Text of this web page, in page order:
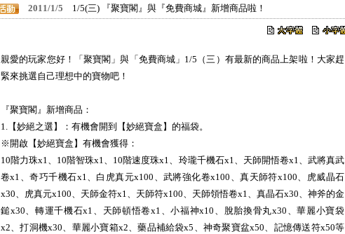
2011/1/5 1/5(三) 『聚寶閣』與『免費商城』新增商品啦！
親愛的玩家您好！「聚寶閣」與「免費商城」1/5（三）有最新的商品上架啦！大家趕
緊來挑選自己理想中的寶物吧！
『聚寶閣』新增商品：
1.【妙絕之選】：有機會開到【妙絕寶盒】的福袋。
※開啟【妙絕寶盒】有機會獲得：
10階力珠x1、10階智珠x1、10階速度珠x1、玲瓏千機石x1、天師開悟卷x1、武將真武
卷x1、奇巧千機石x1、白虎真元x100、武將強化卷x100、真天師符x100、虎威晶石
x30、虎真元x100、天師金符x1、天師符x100、天師領悟卷x1、真晶石x30、神斧的金
鎚x30、轉運千機石x1、天師頓悟卷x1、小福神x10、脫胎換骨丸x30、華麗小寶袋
x2、打洞機x30、華麗小寶箱x2、藥品補給袋x5、神奇聚寶盆x50、記憶傳送符x50等